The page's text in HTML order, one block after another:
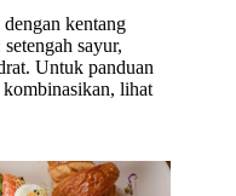
kentang
sayur,
Untuk panduan
lihat